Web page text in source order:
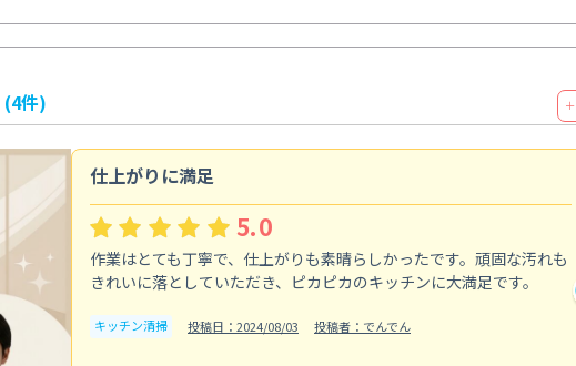
(4件) ＋
仕上がりに満足
5.0
作業はとても丁寧で、仕上がりも素晴らしかったです。頑固な汚れも
きれいに落としていただき、ピカピカのキッチンに大満足です。
キッチン清掃 投稿日：2024/08/03 投稿者：でんでん